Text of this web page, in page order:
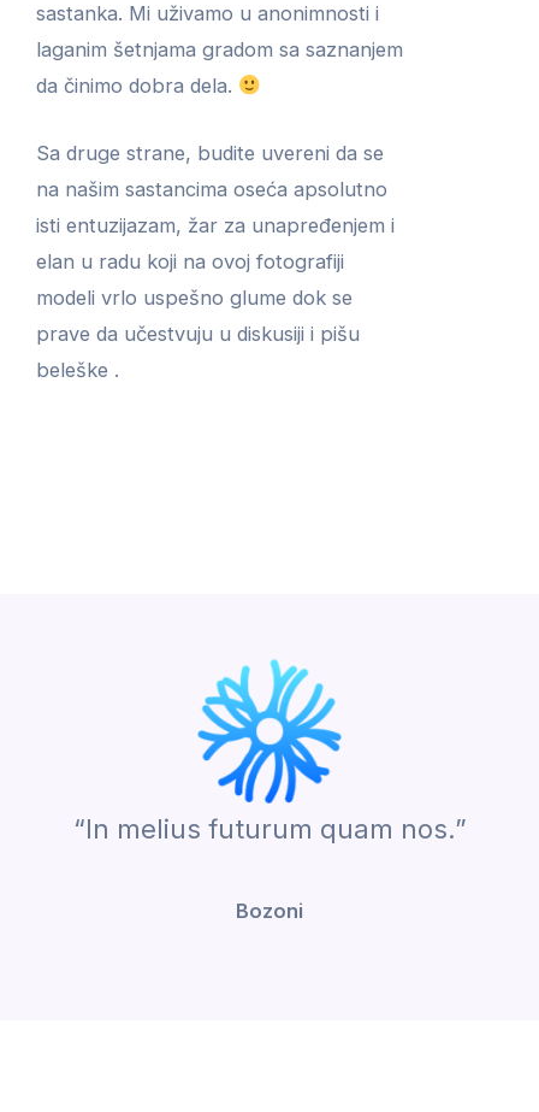
sastanka. Mi uživamo u anonimnosti i
laganim šetnjama gradom sa saznanjem
da činimo dobra dela.
Sa druge strane, budite uvereni da se
na našim sastancima oseća apsolutno
isti entuzijazam, žar za unapređenjem i
elan u radu koji na ovoj fotografiji
modeli vrlo uspešno glume dok se
prave da učestvuju u diskusiji i pišu
beleške .
“In melius futurum quam nos.”
Bozoni